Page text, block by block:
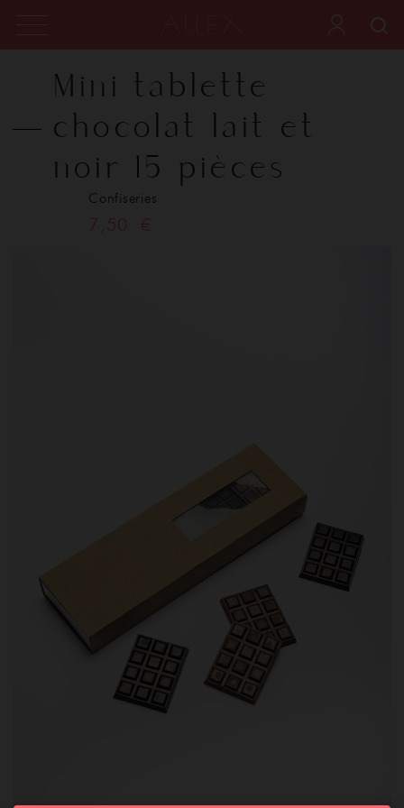
ACCUEIL
SAVOIR-FAIRE
Mini tablette
chocolat lait et
noir 15 pièces
Confiseries